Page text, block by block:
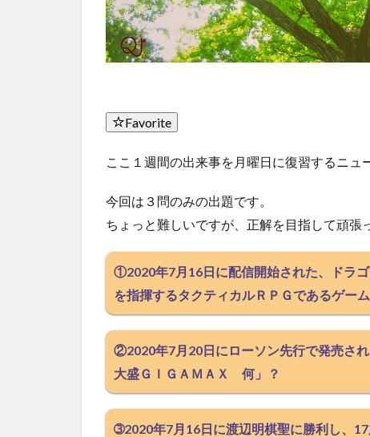
Favorite
ここ１週間の出来事を月曜日に復習するニュ
今回は３問のみの出題です。
ちょっと難しいですが、正解を目指して頑張
①2020年7月16日に配信開始された、ドラ
を指揮するタクティカルＲＰＧであるゲー
②2020年7月20日にローソン先行で発売さ
大盛ＧＩＧＡＭＡＸ 何」？
➂2020年7月16日に渡辺明棋聖に勝利し、